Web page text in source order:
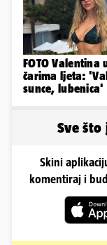
FOTO Valentina
čarima ljeta:
sunce, lubenica'
Sve
Skini
komentiraj i